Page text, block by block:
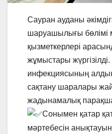
Сауран ауданы
шаруашылығы бөлімі
қызметкерлері
жұмыстары
инфекциясының
сақтану шаралары
жадынамалық
Сонымен қатар
мәртебесін